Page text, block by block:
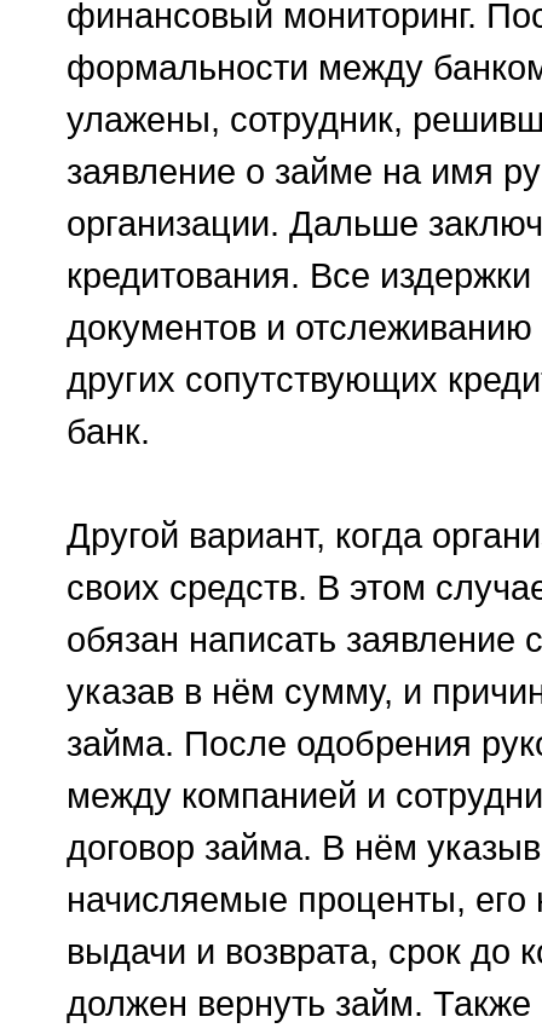
финансовый мониторинг.
формальности между
улажены, сотрудник,
заявление о займе на имя
организации. Дальше
кредитования. Все
документов и
других сопутствующих
банк.
Другой вариант, когда
своих средств. В этом
обязан написать заявление
указав в нём сумму, и
займа. После одобрения
между компанией и
договор займа. В нём
начисляемые проценты,
выдачи и возврата, срок до
должен вернуть займ. Также